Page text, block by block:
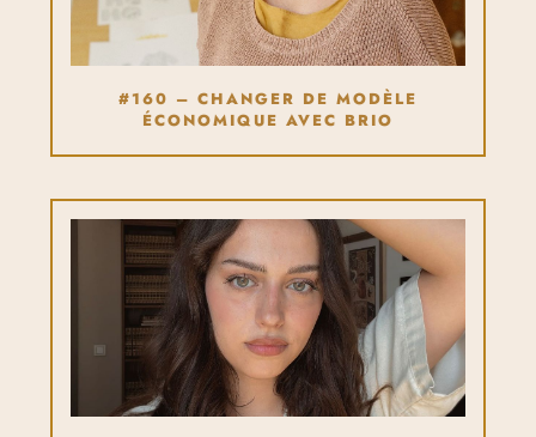
#160 – CHANGER DE MODÈLE
ÉCONOMIQUE AVEC BRIO